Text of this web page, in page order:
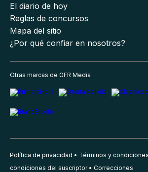
El diario de hoy
Reglas de concursos
Mapa del sitio
¿Por qué confiar en nosotros?
Otras marcas de GFR Media
Política de privacidad Términos y condiciones
condiciones del suscriptor
Correcciones